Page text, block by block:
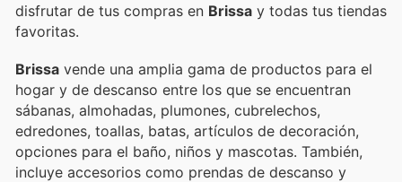
disfrutar de tus compras en Brissa y todas tus tiendas
favoritas.
Brissa vende una amplia gama de productos para el
hogar y de descanso entre los que se encuentran
sábanas, almohadas, plumones, cubrelechos,
edredones, toallas, batas, artículos de decoración,
opciones para el baño, niños y mascotas. También,
incluye accesorios como prendas de descanso y